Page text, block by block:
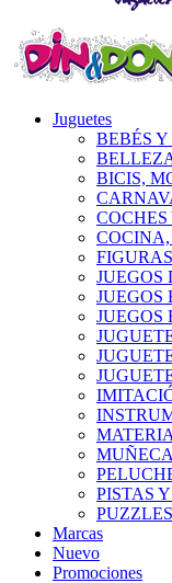
Juguetes
BEBÉS
BICIS,
COCINA,
FIGURAS
JUEGOS
JUEGOS
JUEGOS
PISTAS
PUZZLES
Marcas
Nuevo
Promociones